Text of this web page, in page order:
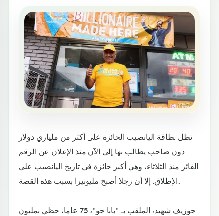
تظل بطاقة اليانصيب الحائزة على أكثر من ملياري دولار
دون صاحب يطالب بها إلى الآن منذ الإعلان عن الرقم
الفائز منذ الثلاثاء، وهي أكبر جائزة في تاريخ اليانصيب على
الإطلاق. إلا أن رجلا أصبح مليونيرا بسبب هذه القصة.
جوزيف شهيد، الملقب بـ "بابا جو"، 75 عاما، حظي بمليون